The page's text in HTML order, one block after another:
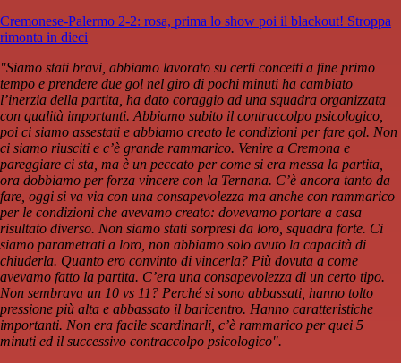
Cremonese-Palermo 2-2: rosa, prima lo show poi il blackout! Stroppa
rimonta in dieci
"Siamo stati bravi, abbiamo lavorato su certi concetti a fine primo
tempo e prendere due gol nel giro di pochi minuti ha cambiato
l’inerzia della partita, ha dato coraggio ad una squadra organizzata
con qualità importanti. Abbiamo subito il contraccolpo psicologico,
poi ci siamo assestati e abbiamo creato le condizioni per fare gol. Non
ci siamo riusciti e c’è grande rammarico. Venire a Cremona e
pareggiare ci sta, ma è un peccato per come si era messa la partita,
ora dobbiamo per forza vincere con la Ternana. C’è ancora tanto da
fare, oggi si va via con una consapevolezza ma anche con rammarico
per le condizioni che avevamo creato: dovevamo portare a casa
risultato diverso. Non siamo stati sorpresi da loro, squadra forte. Ci
siamo parametrati a loro, non abbiamo solo avuto la capacità di
chiuderla. Quanto ero convinto di vincerla? Più dovuta a come
avevamo fatto la partita. C’era una consapevolezza di un certo tipo.
Non sembrava un 10 vs 11? Perché si sono abbassati, hanno tolto
pressione più alta e abbassato il baricentro. Hanno caratteristiche
importanti. Non era facile scardinarli, c’è rammarico per quei 5
minuti ed il successivo contraccolpo psicologico".